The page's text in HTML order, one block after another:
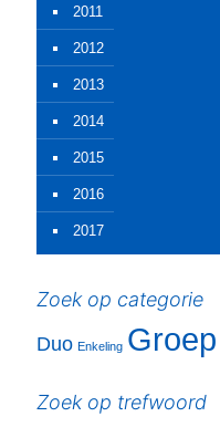
2011
2012
2013
2014
2015
2016
2017
Zoek op categorie
Duo Enkeling Groep
Zoek op trefwoord